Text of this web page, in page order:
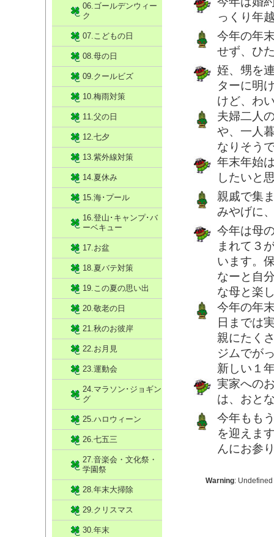
っくり年
今年の年
せず、ひ
姪、甥を
ターに明
けど、わ
夫婦二人
や、一人
なりそう
年末年始
したいと
親戚で集
みやげに
今年は母
まれて３
います。
なーと自
な母と楽
今年の年
日までは
親にたく
ジムでが
新しい１
実家への
は、おと
今年もも
を迎えま
んにお参
Warning:
06.ゴールデンウィー
ク
07.こどもの日
08.母の日
09.クールビズ
10.梅雨対策
11.父の日
12.七夕
13.紫外線対策
14.夏休み
15.海･プール
16.登山･キャンプ･バ
ーベキュー
17.お盆
18.夏バテ対策
19.この夏の思い出
20.敬老の日
21.秋のお彼岸
22.お月見
23.運動会
24.マラソン･ジョギン
グ
25.ハロウィーン
26.七五三
27.音楽会・文化祭・
学園祭
28.年末大掃除
29.クリスマス
30.年末